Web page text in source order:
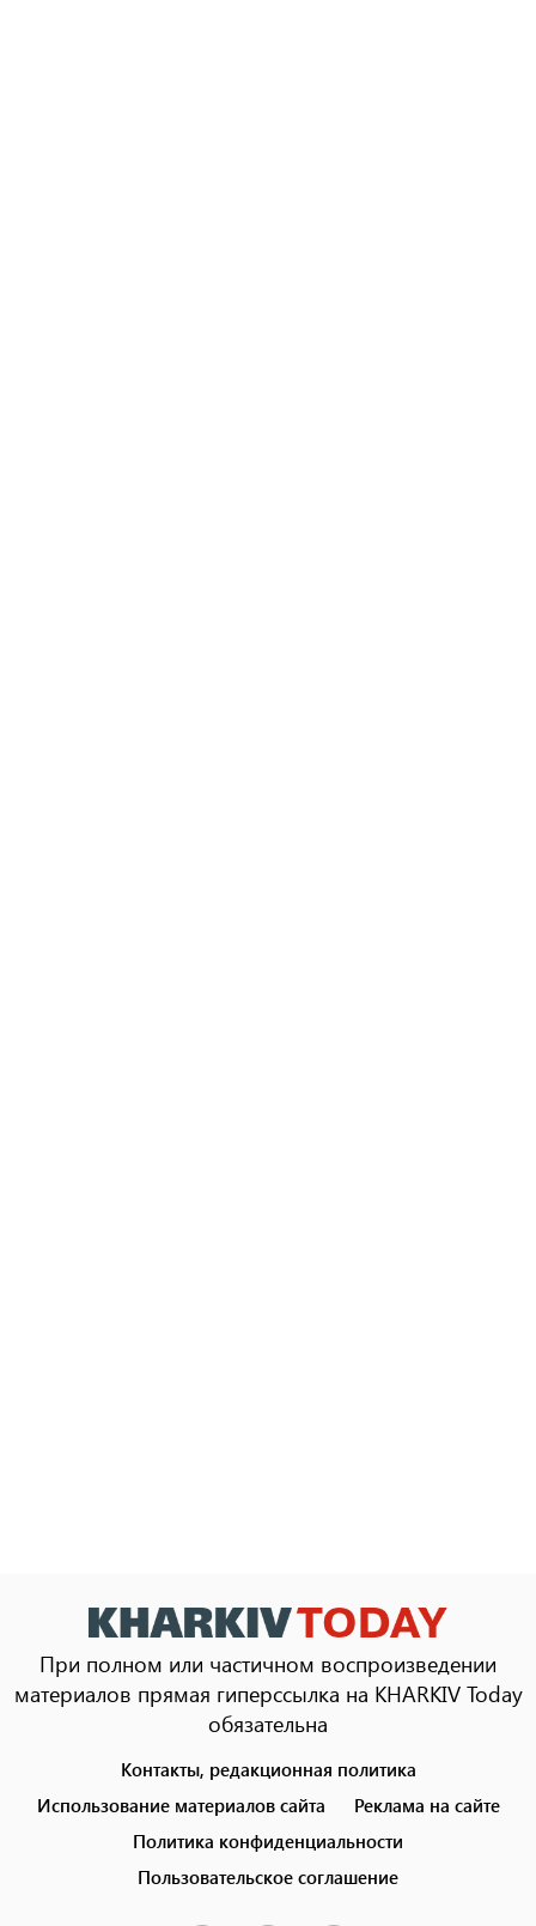
При полном или частичном воспроизведении
материалов прямая гиперссылка на KHARKIV Today
обязательна
menu
Контакты, редакционная политика
Использование материалов сайта
Реклама на сайте
Политика конфиденциальности
Пользовательское соглашение